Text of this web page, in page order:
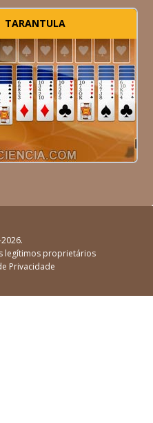
TARANTULA
legítimos proprietários
Privacidade